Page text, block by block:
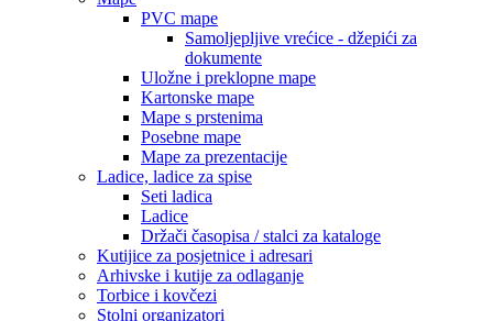
PVC mape
Samoljepljive vrećice - džepići za
dokumente
Uložne i preklopne mape
Kartonske mape
Mape s prstenima
Posebne mape
Mape za prezentacije
Ladice, ladice za spise
Seti ladica
Ladice
Držači časopisa / stalci za kataloge
Kutijice za posjetnice i adresari
Arhivske i kutije za odlaganje
Torbice i kovčezi
Stolni organizatori